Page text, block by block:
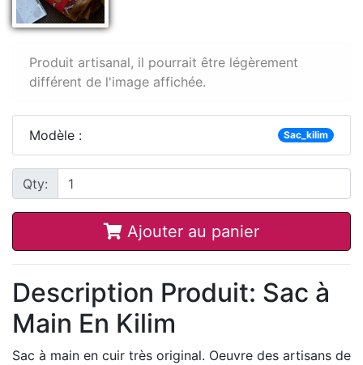
Produit artisanal, il pourrait être légèrement
différent de l'image affichée.
Modèle : Sac_kilim
Qty:
Ajouter au panier
Description Produit: Sac à
Main En Kilim
Sac à main en cuir très original. Oeuvre des artisans de